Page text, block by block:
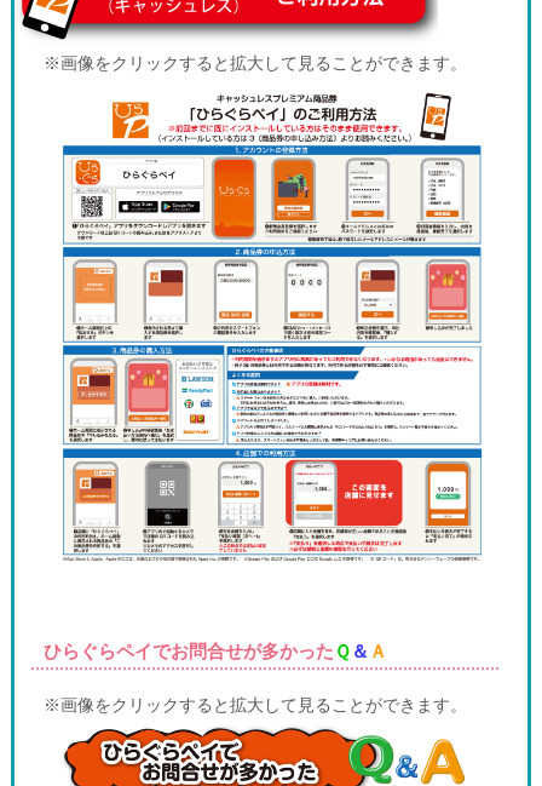
※画像をクリックすると拡大して見ることができます。
ひらぐらペイでお問合せが多かった Ｑ ＆ Ａ
※画像をクリックすると拡大して見ることができます。